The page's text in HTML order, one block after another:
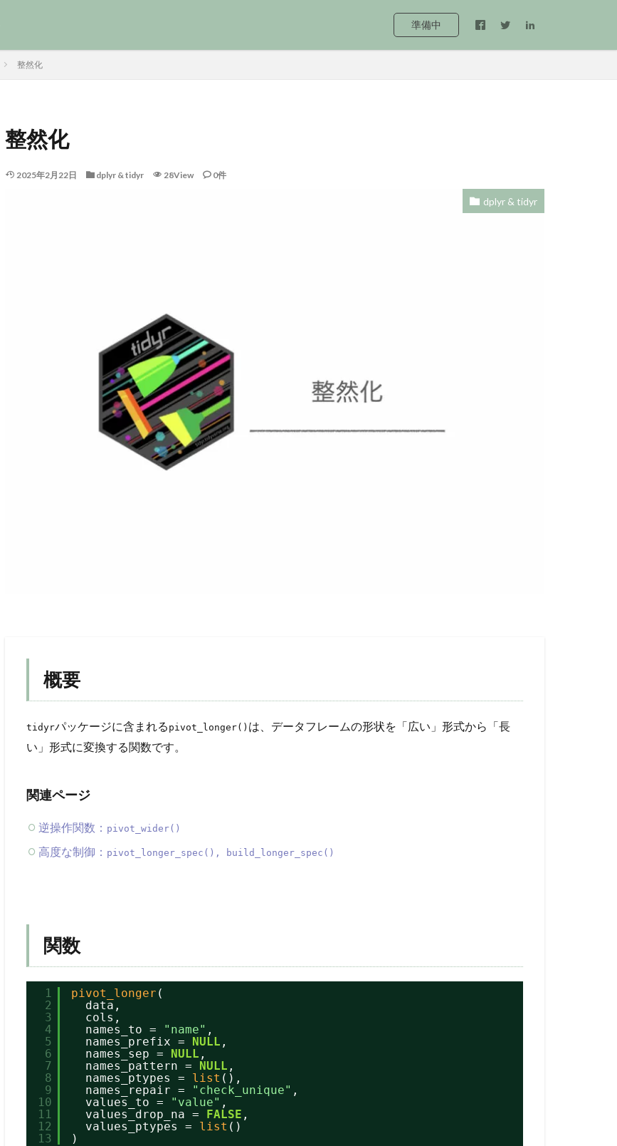
準備中
整然化
整然化
2025年2月22日 dplyr & tidyr 28View 0件
dplyr & tidyr
概要
tidyrパッケージに含まれる pivot_longer() は、データフレームの形状を「広い」形式から「長
い」形式に変換する関数です。
関連ページ
逆操作関数： pivot_wider()
高度な制御： pivot_longer_spec(), build_longer_spec()
関数
1
2
3
4
5
6
7
8
9
10
11
12
13
pivot_longer (
data,
cols,
names_to =
"name" ,
names_prefix = NULL ,
names_sep = NULL ,
names_pattern = NULL ,
names_ptypes = list (),
names_repair =
"check_unique" ,
values_to =
"value" ,
values_drop_na = FALSE ,
values_ptypes = list ()
)